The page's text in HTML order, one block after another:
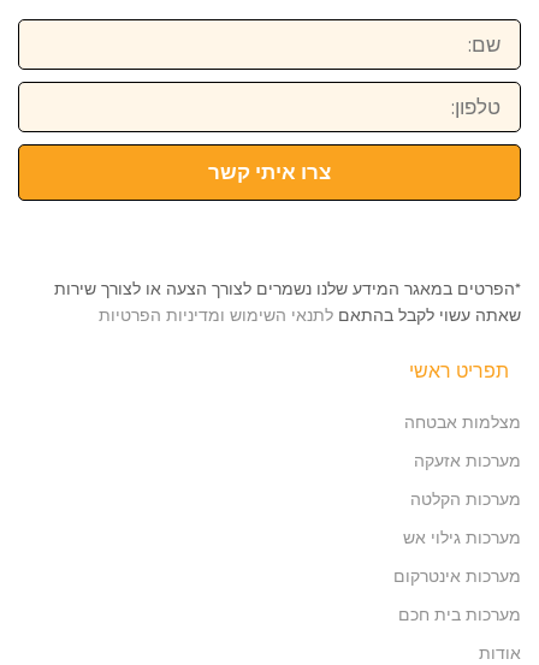
שם:
טלפון:
צרו איתי קשר
*הפרטים במאגר המידע שלנו נשמרים לצורך הצעה או לצורך שירות
שאתה עשוי לקבל בהתאם לתנאי השימוש ומדיניות הפרטיות
תפריט ראשי
מצלמות אבטחה
מערכות אזעקה
מערכות הקלטה
מערכות גילוי אש
מערכות אינטרקום
מערכות בית חכם
אודות